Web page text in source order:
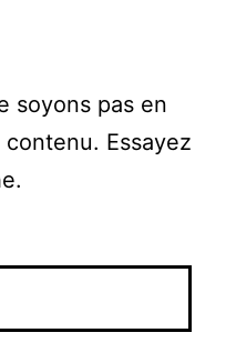
soyons pas en
Essayez